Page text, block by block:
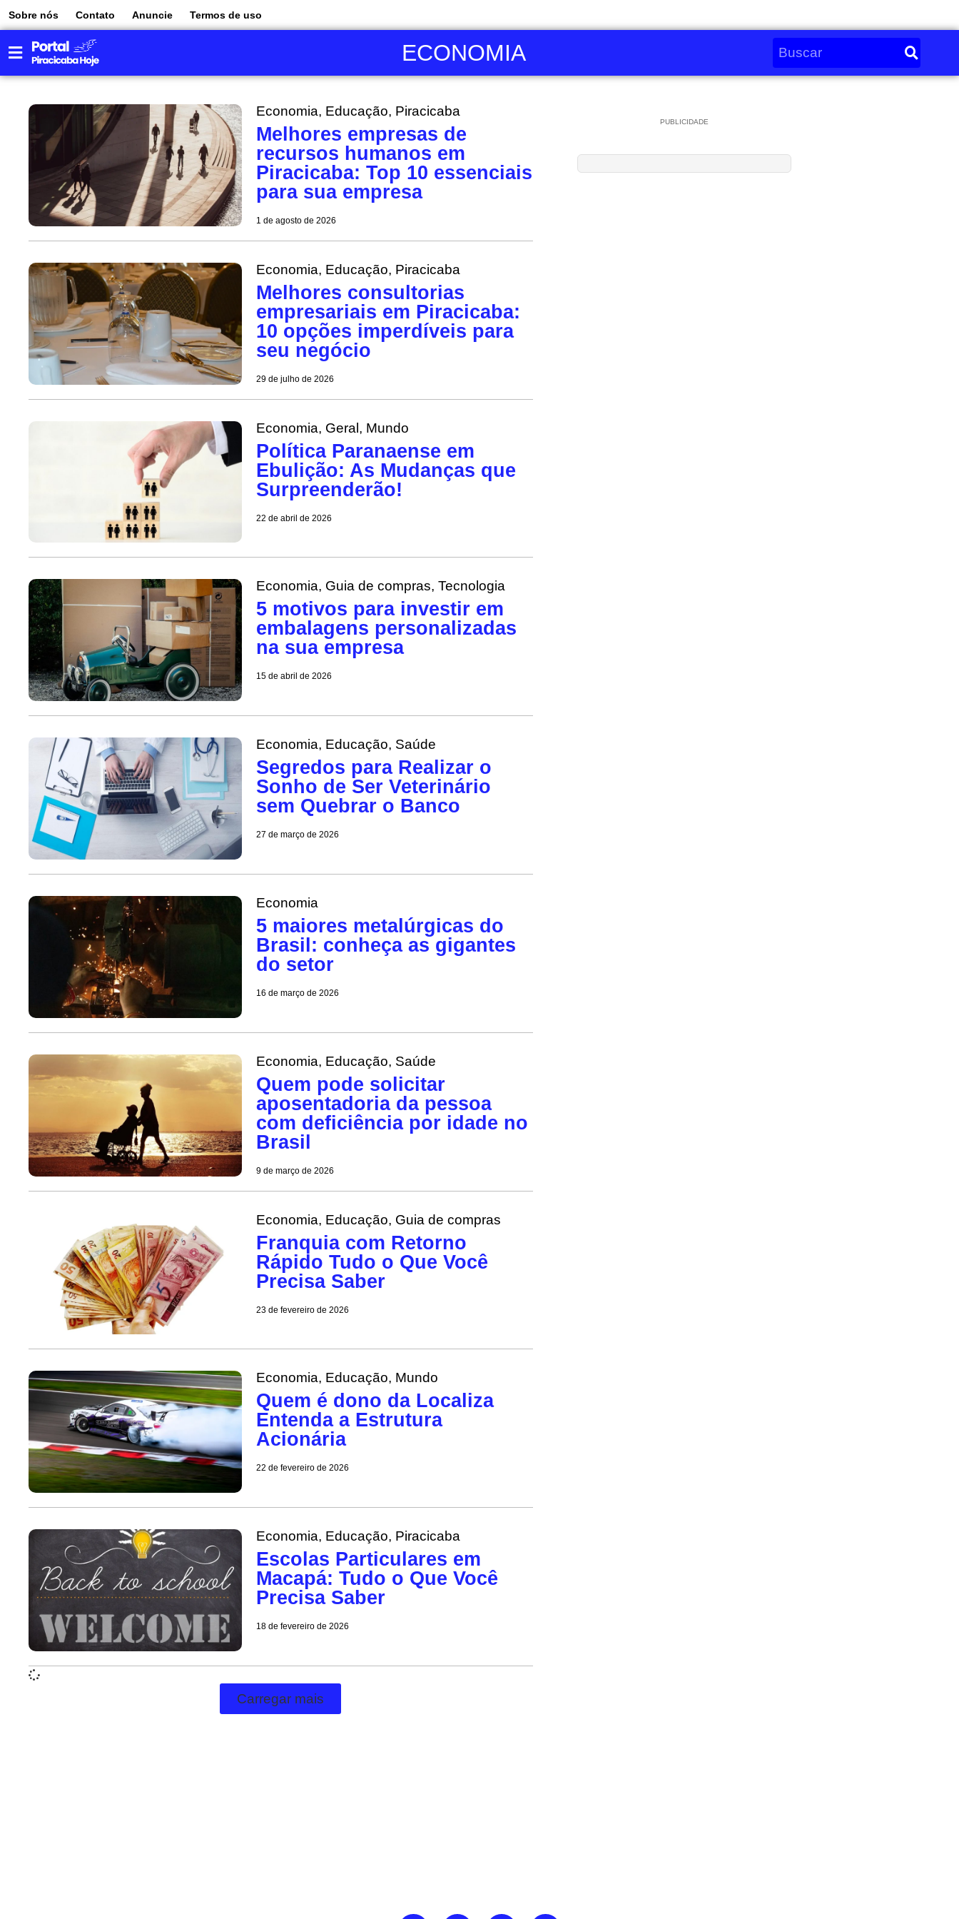
Sobre nós Contato Anuncie Termos de uso
ECONOMIA
Economia, Educação, Piracicaba
Melhores empresas de
recursos humanos em
Piracicaba: Top 10 essenciais
para sua empresa
1 de agosto de 2026
Economia, Educação, Piracicaba
Melhores consultorias
empresariais em Piracicaba:
10 opções imperdíveis para
seu negócio
29 de julho de 2026
Economia, Geral, Mundo
Política Paranaense em
Ebulição: As Mudanças que
Surpreenderão!
22 de abril de 2026
Economia, Guia de compras, Tecnologia
5 motivos para investir em
embalagens personalizadas
na sua empresa
15 de abril de 2026
Economia, Educação, Saúde
Segredos para Realizar o
Sonho de Ser Veterinário
sem Quebrar o Banco
27 de março de 2026
Economia
5 maiores metalúrgicas do
Brasil: conheça as gigantes
do setor
16 de março de 2026
Economia, Educação, Saúde
Quem pode solicitar
aposentadoria da pessoa
com deficiência por idade no
Brasil
9 de março de 2026
Economia, Educação, Guia de compras
Franquia com Retorno
Rápido Tudo o Que Você
Precisa Saber
23 de fevereiro de 2026
Economia, Educação, Mundo
Quem é dono da Localiza
Entenda a Estrutura
Acionária
22 de fevereiro de 2026
Economia, Educação, Piracicaba
Escolas Particulares em
Macapá: Tudo o Que Você
Precisa Saber
18 de fevereiro de 2026
Carregar mais
PUBLICIDADE